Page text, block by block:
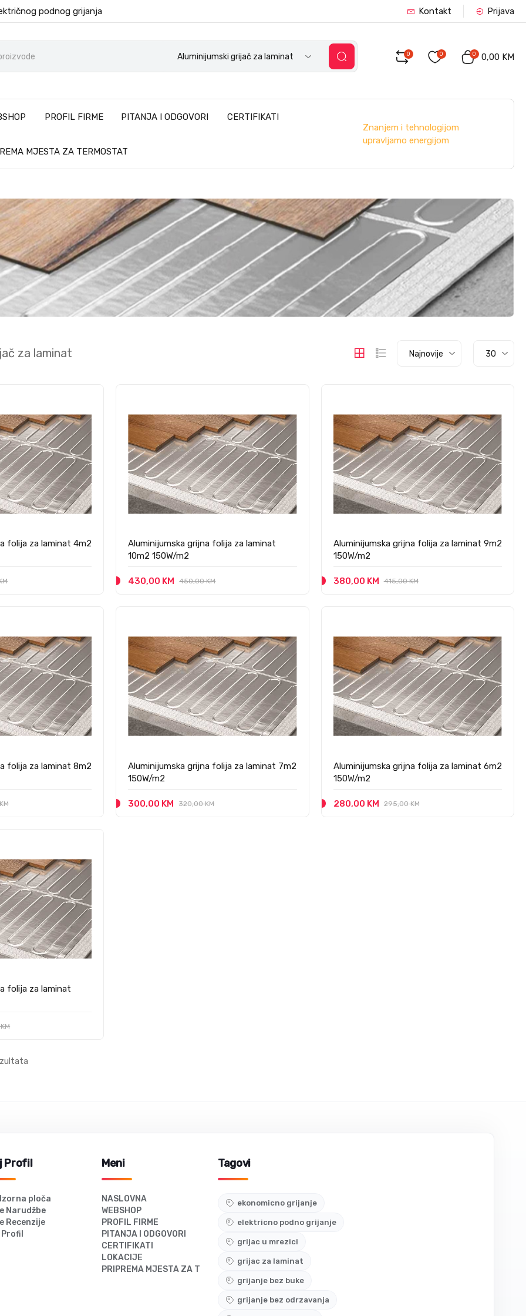
podnog grijanja Kontakt Prijava
Aluminijumski grijač za laminat 0 0 0 0,00 KM
PROFIL FIRME PITANJA I ODGOVORI CERTIFIKATI
MJESTA ZA TERMOSTAT
Znanjem i tehnologijom
upravljamo energijom
za laminat Najnovije 30
folija za laminat 4m2
Aluminijumska grijna folija za laminat
10m2 150W/m2
430,00 KM 450,00 KM
Aluminijumska grijna folija za laminat 9m2
150W/m2
380,00 KM 415,00 KM
folija za laminat 8m2
Aluminijumska grijna folija za laminat 7m2
150W/m2
300,00 KM 320,00 KM
Aluminijumska grijna folija za laminat 6m2
150W/m2
280,00 KM 295,00 KM
folija za laminat
Profil
ploča
Narudžbe
Recenzije
Meni
NASLOVNA
WEBSHOP
PROFIL FIRME
PITANJA I ODGOVORI
CERTIFIKATI
LOKACIJE
PRIPREMA MJESTA ZA TERMOSTAT
Tagovi
ekonomicno grijanje
elektricno podno grijanje
grijac u mrezici
grijac za laminat
grijanje bez buke
grijanje bez odrzavanja